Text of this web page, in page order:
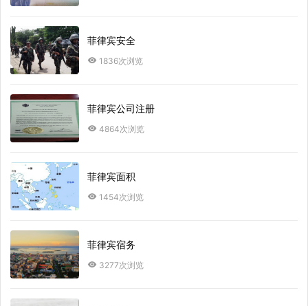
菲律宾安全
1836次浏览
菲律宾公司注册
4864次浏览
菲律宾面积
1454次浏览
菲律宾宿务
3277次浏览